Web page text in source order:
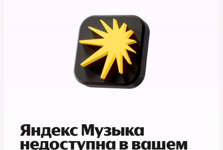
Яндекс Музыка
недоступна в вашем